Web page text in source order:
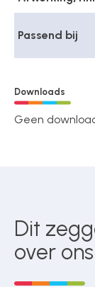
Passend bij
Downloads
Geen
Dit
over ons